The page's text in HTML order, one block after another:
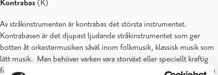
Kontrabas (K)
Av stråkinstrumenten är kontrabas det största instrumentet.
Kontrabasen är det djupast ljudande stråkinstrumentet som ger
botten åt orkestermusiken såväl inom folkmusik, klassisk musik som
lätt musik. Man behöver varken vara storväxt eller speciellt kraftig
för att kunna spela kontrabas. Man kan börja spela kontrabas från ca